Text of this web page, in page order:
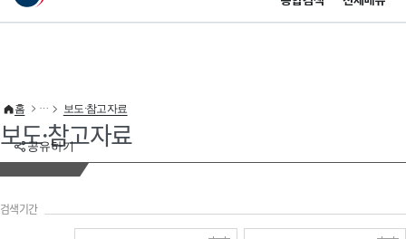
이 누리집은 대한민국 공식 전자정부 누리집입니다.
공유하기
홈 보도·참고자료
보도·참고자료
검색기간